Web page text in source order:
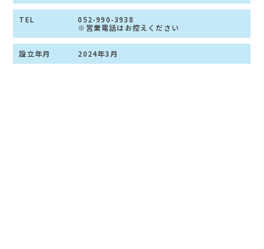
TEL
052-990-3938
※営業電話はお控えください
設立年月 2024年3月